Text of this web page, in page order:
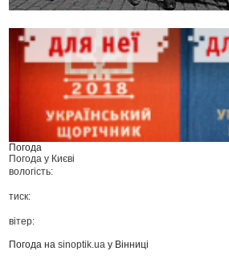
Погода
Погода у Києві
вологість:
тиск:
вітер:
Погода наsinoptik.ua у Вінниці